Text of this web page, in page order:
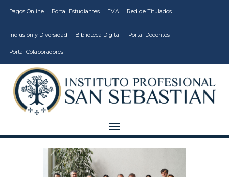
Pagos Online Portal Estudiantes EVA Red de Titulados
Inclusión y Diversidad Biblioteca Digital Portal Docentes
Portal Colaboradores
CARRERAS
VIDA ESTUDIANTIL
INSTITUCIÓN
VCM
EDUCACIÓN